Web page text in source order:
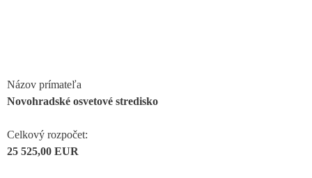
Názov prímateľa
Novohradské osvetové stredisko
Celkový rozpočet:
25 525,00 EUR